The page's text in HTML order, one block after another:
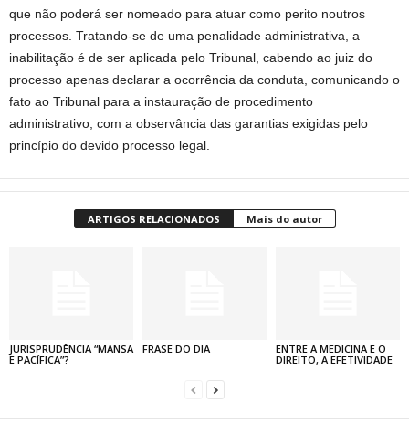
que não poderá ser nomeado para atuar como perito noutros
processos. Tratando-se de uma penalidade administrativa, a
inabilitação é de ser aplicada pelo Tribunal, cabendo ao juiz do
processo apenas declarar a ocorrência da conduta, comunicando o
fato ao Tribunal para a instauração de procedimento
administrativo, com a observância das garantias exigidas pelo
princípio do devido processo legal.
ARTIGOS RELACIONADOS Mais do autor
JURISPRUDÊNCIA “MANSA
E PACÍFICA”?
FRASE DO DIA
ENTRE A MEDICINA E O
DIREITO, A EFETIVIDADE